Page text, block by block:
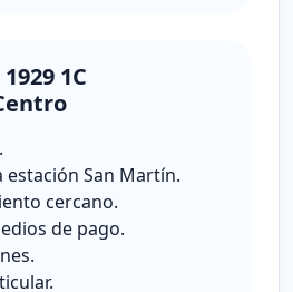
1C
estación San Martín.
cercano.
de pago.